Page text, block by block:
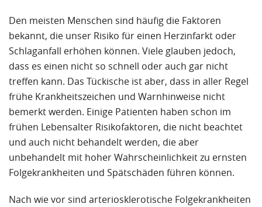
Den meisten Menschen sind häufig die Faktoren
bekannt, die unser Risiko für einen Herzinfarkt oder
Schlaganfall erhöhen können. Viele glauben jedoch,
dass es einen nicht so schnell oder auch gar nicht
treffen kann. Das Tückische ist aber, dass in aller Regel
frühe Krankheitszeichen und Warnhinweise nicht
bemerkt werden. Einige Patienten haben schon im
frühen Lebensalter Risikofaktoren, die nicht beachtet
und auch nicht behandelt werden, die aber
unbehandelt mit hoher Wahrscheinlichkeit zu ernsten
Folgekrankheiten und Spätschäden führen können.
Nach wie vor sind arteriosklerotische Folgekrankheiten